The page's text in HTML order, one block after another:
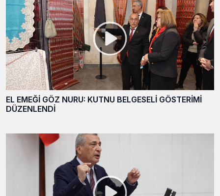
EL EMEĞİ GÖZ NURU: KUTNU BELGESELİ GÖSTERİMİ
DÜZENLENDİ